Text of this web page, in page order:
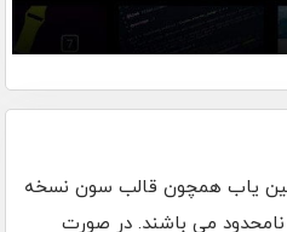
یاب همچون قالب سون نسخه
می باشند. در صورت